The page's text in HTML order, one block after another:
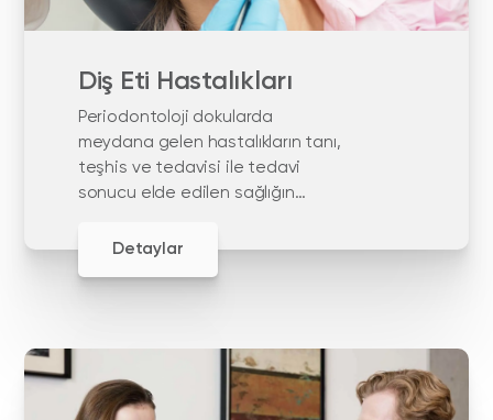
Diş Eti Hastalıkları
Periodontoloji dokularda
meydana gelen hastalıkların tanı,
teşhis ve tedavisi ile tedavi
sonucu elde edilen sağlığın
Detaylar